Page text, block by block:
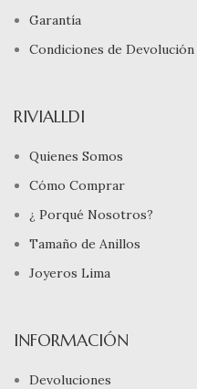
Garantía
Condiciones de Devolución
RIVIALLDI
Quienes Somos
Cómo Comprar
¿ Porqué Nosotros?
Tamaño de Anillos
Joyeros Lima
INFORMACIÓN
Devoluciones